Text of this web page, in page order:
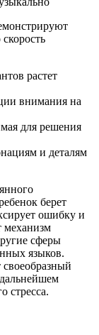
растет
внимания на
для решения
и деталям
берет
ошибку и
механизм
сферы
языков.
стресса.